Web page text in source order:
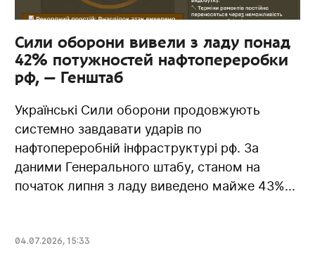
Сили оборони вивели з ладу понад
42% потужностей нафтопереробки
рф, — Генштаб
Українські Сили оборони продовжують
системно завдавати ударів по
нафтопереробній інфраструктурі рф. За
даними Генерального штабу, станом на
початок липня з ладу виведено майже 43%...
04.07.2026, 15:33